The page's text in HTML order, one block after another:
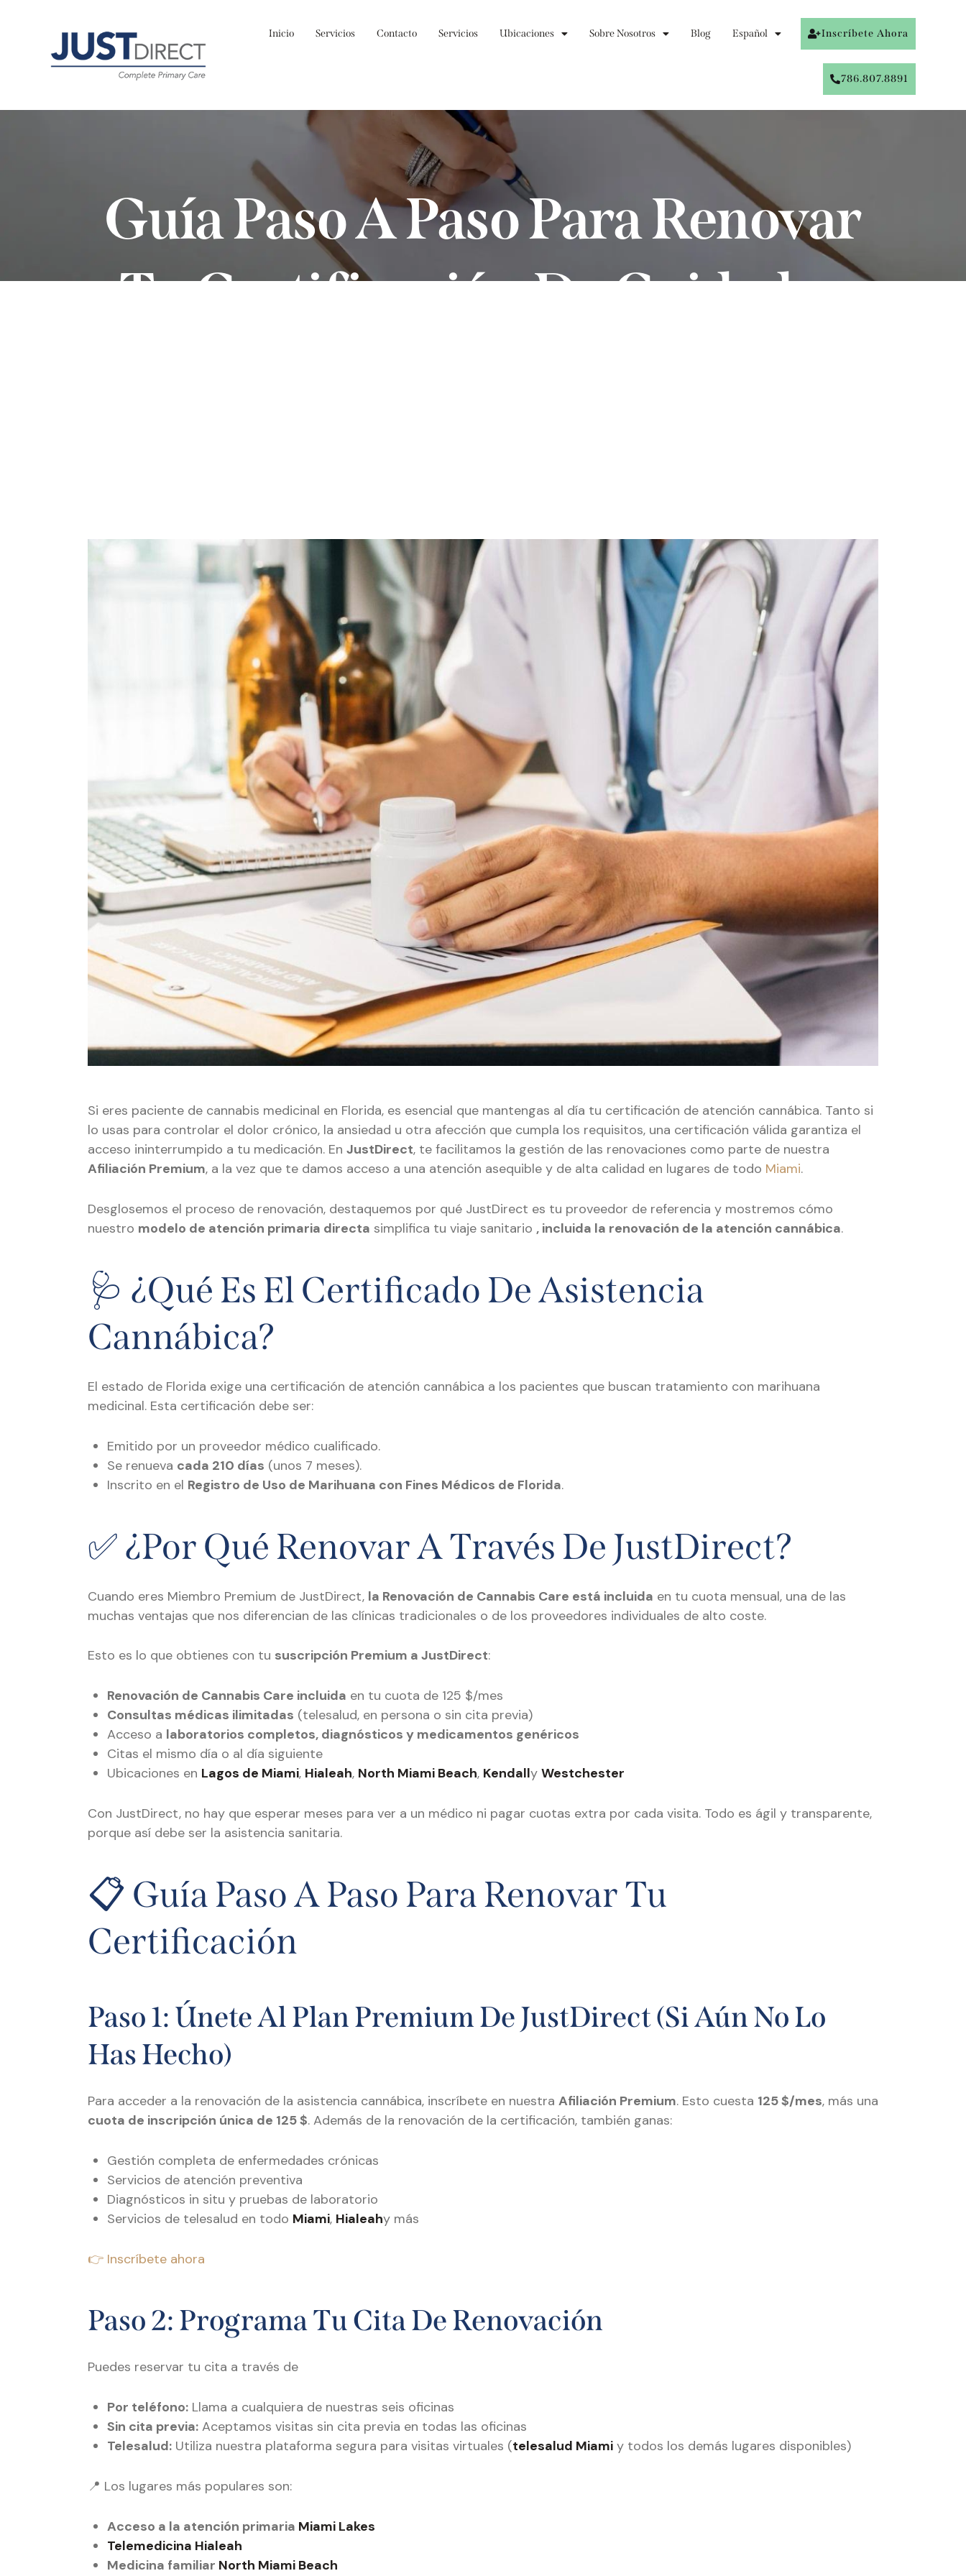
Inicio Servicios Contacto Servicios Ubicaciones Sobre Nosotros Blog Español Inscríbete Ahora
786.807.8891
Guía Paso A Paso Para Renovar
Tu Certificación De Cuidador
Si eres paciente de cannabis medicinal en Florida, es esencial que mantengas al día tu certificación de atención cannábica. Tanto si
lo usas para controlar el dolor crónico, la ansiedad u otra afección que cumpla los requisitos, una certificación válida garantiza el
acceso ininterrumpido a tu medicación. En JustDirect, te facilitamos la gestión de las renovaciones como parte de nuestra
Afiliación Premium, a la vez que te damos acceso a una atención asequible y de alta calidad en lugares de todo Miami.
Desglosemos el proceso de renovación, destaquemos por qué JustDirect es tu proveedor de referencia y mostremos cómo
nuestro modelo de atención primaria directa simplifica tu viaje sanitario , incluida la renovación de la atención cannábica.
🩺 ¿Qué Es El Certificado De Asistencia
Cannábica?
El estado de Florida exige una certificación de atención cannábica a los pacientes que buscan tratamiento con marihuana
medicinal. Esta certificación debe ser:
Emitido por un proveedor médico cualificado.
Se renueva cada 210 días (unos 7 meses).
Inscrito en el Registro de Uso de Marihuana con Fines Médicos de Florida.
✅ ¿Por Qué Renovar A Través De JustDirect?
Cuando eres Miembro Premium de JustDirect, la Renovación de Cannabis Care está incluida en tu cuota mensual, una de las
muchas ventajas que nos diferencian de las clínicas tradicionales o de los proveedores individuales de alto coste.
Esto es lo que obtienes con tu suscripción Premium a JustDirect:
Renovación de Cannabis Care incluida en tu cuota de 125 $/mes
Consultas médicas ilimitadas (telesalud, en persona o sin cita previa)
Acceso a laboratorios completos, diagnósticos y medicamentos genéricos
Citas el mismo día o al día siguiente
Ubicaciones en Lagos de Miami, Hialeah, North Miami Beach, Kendally Westchester
Con JustDirect, no hay que esperar meses para ver a un médico ni pagar cuotas extra por cada visita. Todo es ágil y transparente,
porque así debe ser la asistencia sanitaria.
📋 Guía Paso A Paso Para Renovar Tu
Certificación
Paso 1: Únete Al Plan Premium De JustDirect (si Aún No Lo
Has Hecho)
Para acceder a la renovación de la asistencia cannábica, inscríbete en nuestra Afiliación Premium. Esto cuesta 125 $/mes, más una
cuota de inscripción única de 125 $. Además de la renovación de la certificación, también ganas:
Gestión completa de enfermedades crónicas
Servicios de atención preventiva
Diagnósticos in situ y pruebas de laboratorio
Servicios de telesalud en todo Miami, Hialeahy más
👉 Inscríbete ahora
Paso 2: Programa Tu Cita De Renovación
Puedes reservar tu cita a través de
Por teléfono: Llama a cualquiera de nuestras seis oficinas
Sin cita previa: Aceptamos visitas sin cita previa en todas las oficinas
Telesalud: Utiliza nuestra plataforma segura para visitas virtuales (telesalud Miami y todos los demás lugares disponibles)
📍 Los lugares más populares son:
Acceso a la atención primaria Miami Lakes
Telemedicina Hialeah
Medicina familiar North Miami Beach